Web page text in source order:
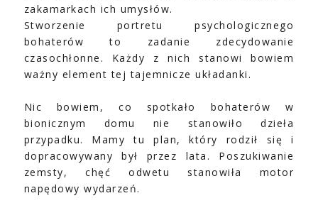
zakamarkach ich umysłów.
Stworzenie portretu psychologicznego
bohaterów to zadanie zdecydowanie
czasochłonne. Każdy z nich stanowi bowiem
ważny element tej tajemnicze układanki.
Nic bowiem, co spotkało bohaterów w
bionicznym domu nie stanowiło dzieła
przypadku. Mamy tu plan, który rodził się i
dopracowywany był przez lata. Poszukiwanie
zemsty, chęć odwetu stanowiła motor
napędowy wydarzeń.